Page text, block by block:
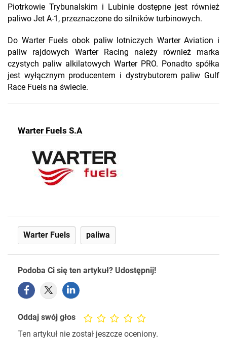
Piotrkowie Trybunalskim i Lubinie dostępne jest również
paliwo Jet A-1, przeznaczone do silników turbinowych.
Do Warter Fuels obok paliw lotniczych Warter Aviation i
paliw rajdowych Warter Racing należy również marka
czystych paliw alkilatowych Warter PRO. Ponadto spółka
jest wyłącznym producentem i dystrybutorem paliw Gulf
Race Fuels na świecie.
Warter Fuels S.A
Warter Fuels paliwa
Podoba Ci się ten artykuł? Udostępnij!
Oddaj swój głos
Ten artykuł nie został jeszcze oceniony.